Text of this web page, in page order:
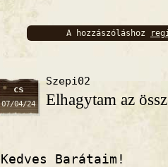
A hozzászóláshoz
cs
07/04/24
Szepi02
Elhagytam az
Kedves Barátaim!